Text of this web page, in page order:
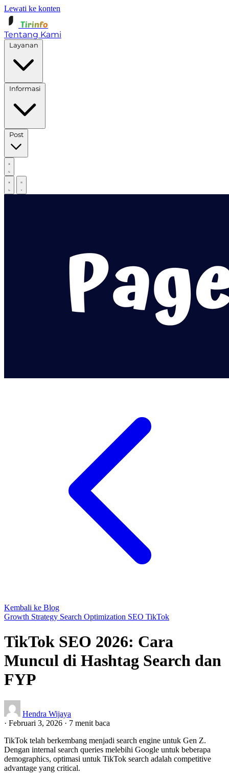
Lewati ke konten
Tirinfo
Tentang Kami
Post
Kembali ke Blog
Growth Strategy Search Optimization SEO TikTok
TikTok SEO 2026: Cara
Muncul di Hashtag Search dan
FYP
Hendra Wijaya
· Februari 3, 2026 · 7 menit baca
TikTok telah berkembang menjadi search engine untuk Gen Z.
Dengan internal search queries melebihi Google untuk beberapa
demographics, optimasi untuk TikTok search adalah competitive
advantage yang critical.